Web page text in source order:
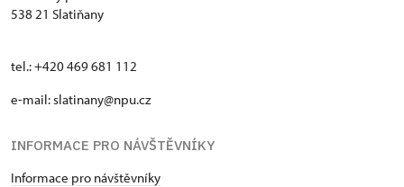
538 21 Slatiňany
tel.: +420 469 681 112
e-mail: slatinany@npu.cz
INFORMACE PRO NÁVŠTĚVNÍKY
Informace pro návštěvníky